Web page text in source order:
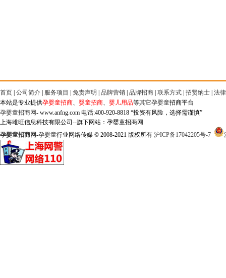
首页 公司简介 服务项目 免责声明 品牌营销 品牌招商 联系方式 招贤纳士 法
本站是专业提供孕婴童招商、 婴童招商、 婴儿用品等其它孕婴童招商平台
孕婴童招商网- www.anfng.com 电话:400-920-8818 “投资有风险，选择需谨慎”
上海雎旺信息科技有限公司--旗下网站：孕婴童招商网
孕婴童招商网-孕婴童行业网络传媒 © 2008-2021 版权所有 沪ICP备17042205号-7